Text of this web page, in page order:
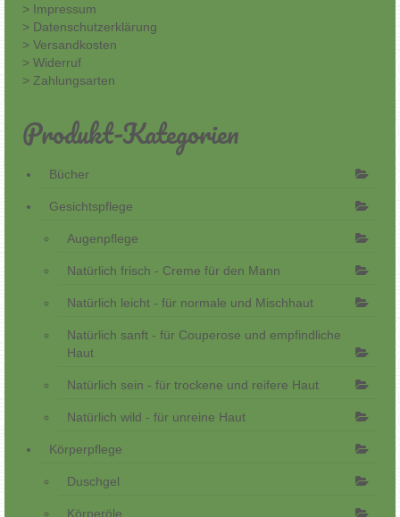
> Impressum
> Datenschutzerklärung
> Versandkosten
> Widerruf
> Zahlungsarten
Produkt-Kategorien
Bücher
Gesichtspflege
Augenpflege
Natürlich frisch - Creme für den Mann
Natürlich leicht - für normale und Mischhaut
Natürlich sanft - für Couperose und empfindliche
Haut
Natürlich sein - für trockene und reifere Haut
Natürlich wild - für unreine Haut
Körperpflege
Duschgel
Körperöle